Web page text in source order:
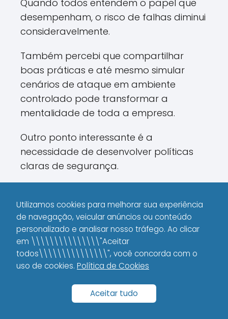
Quando todos entendem o papel que
desempenham, o risco de falhas diminui
consideravelmente.
Também percebi que compartilhar
boas práticas e até mesmo simular
cenários de ataque em ambiente
controlado pode transformar a
mentalidade de toda a empresa.
Outro ponto interessante é a
necessidade de desenvolver políticas
claras de segurança.
informações são consideradas
confidenciais, como elas devem ser
protegidas e quais procedimentos
devem ser seguidos em caso de
incidente.
Ter essa clareza não só melhora a
defesa contra ataques, mas também
Utilizamos cookies para melhorar sua experiência
de navegação, veicular anúncios ou conteúdo
personalizado e analisar nosso tráfego. Ao clicar
em \\\\\\\\\\\\\\\"Aceitar
todos\\\\\\\\\\\\\\\", você concorda com o
uso de cookies. Política de Cookies
Aceitar tudo